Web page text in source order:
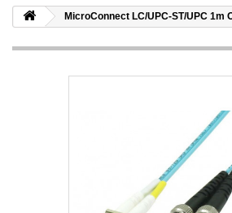
MicroConnect LC/UPC-ST/UPC 1m